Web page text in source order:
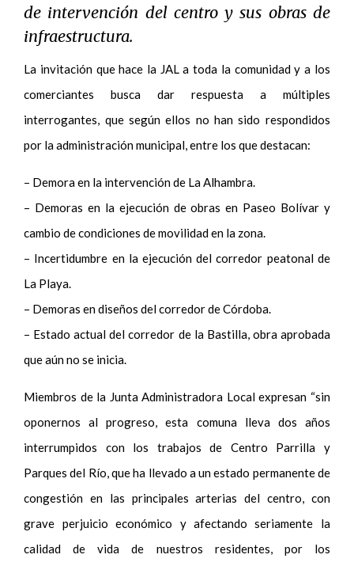
de intervención del centro y sus obras de
infraestructura.
La invitación que hace la JAL a toda la comunidad y a los
comerciantes busca dar respuesta a múltiples
interrogantes, que según ellos no han sido respondidos
por la administración municipal, entre los que destacan:
– Demora en la intervención de La Alhambra.
– Demoras en la ejecución de obras en Paseo Bolívar y
cambio de condiciones de movilidad en la zona.
– Incertidumbre en la ejecución del corredor peatonal de
La Playa.
– Demoras en diseños del corredor de Córdoba.
– Estado actual del corredor de la Bastilla, obra aprobada
que aún no se inicia.
Miembros de la Junta Administradora Local expresan “sin
oponernos al progreso, esta comuna lleva dos años
interrumpidos con los trabajos de Centro Parrilla y
Parques del Río, que ha llevado a un estado permanente de
congestión en las principales arterias del centro, con
grave perjuicio económico y afectando seriamente la
calidad de vida de nuestros residentes, por los